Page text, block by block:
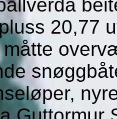
20,77
måtte